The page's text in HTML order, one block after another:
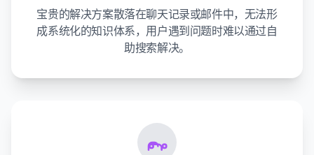
宝贵的解决方案散落在聊天记录或邮件中，无法形
成系统化的知识体系，用户遇到问题时难以通过自
助搜索解决。